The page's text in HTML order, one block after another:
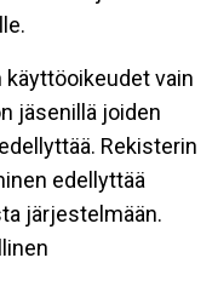
vain
jäsenillä joiden
Rekisterin
edellyttää
järjestelmään.